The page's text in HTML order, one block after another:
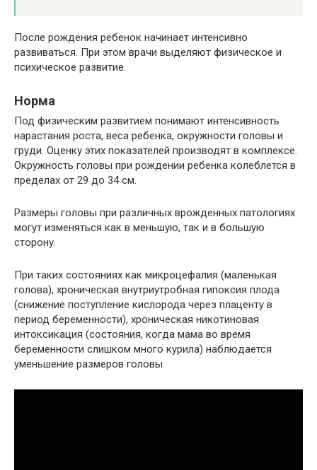
После рождения ребенок начинает интенсивно
развиваться. При этом врачи выделяют физическое и
психическое развитие.
Норма
Под физическим развитием понимают интенсивность
нарастания роста, веса ребенка, окружности головы и
груди. Оценку этих показателей производят в комплексе.
Окружность головы при рождении ребенка колеблется в
пределах от 29 до 34 см.
Размеры головы при различных врожденных патологиях
могут изменяться как в меньшую, так и в большую
сторону.
При таких состояниях как микроцефалия (маленькая
голова), хроническая внутриутробная гипоксия плода
(снижение поступление кислорода через плаценту в
период беременности), хроническая никотиновая
интоксикация (состояния, когда мама во время
беременности слишком много курила) наблюдается
уменьшение размеров головы.